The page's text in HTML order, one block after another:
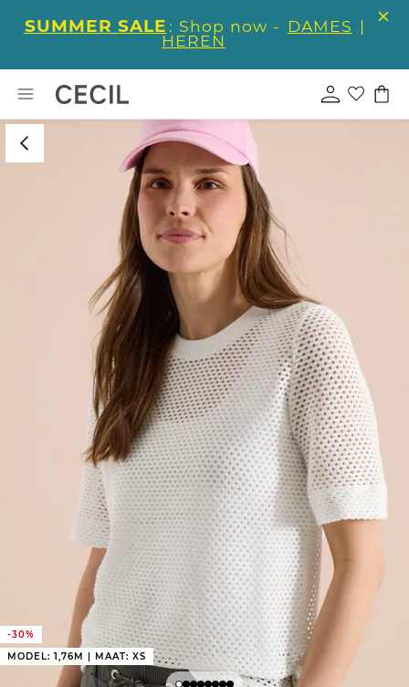
SUMMER SALE : Shop now - DAMES |
HEREN
-30%
MODEL: 1,76M | MAAT: XS